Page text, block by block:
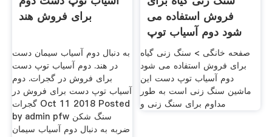
برای فروش هند
به دنبال دوم آسیاب سیمان دست
در هند. دوم آسیاب توپ دست
برای فروش در گجرات. دوم
آسیاب توپ دست برای فروش در
گجرات Oct 11 2018 Posted
by admin pfw سنگ شکن
ضربه به دنبال دوم آسیاب سیمان
فروش استفاده می
شود دوم آسیاب توپ
دست
صفحه خانگی > سنگ زنی گیاه
برای فروش استفاده می شود
دوم آسیاب توپ دست این
ماشین سنگ زنی است به طور
مداوم برای سنگ زنی و